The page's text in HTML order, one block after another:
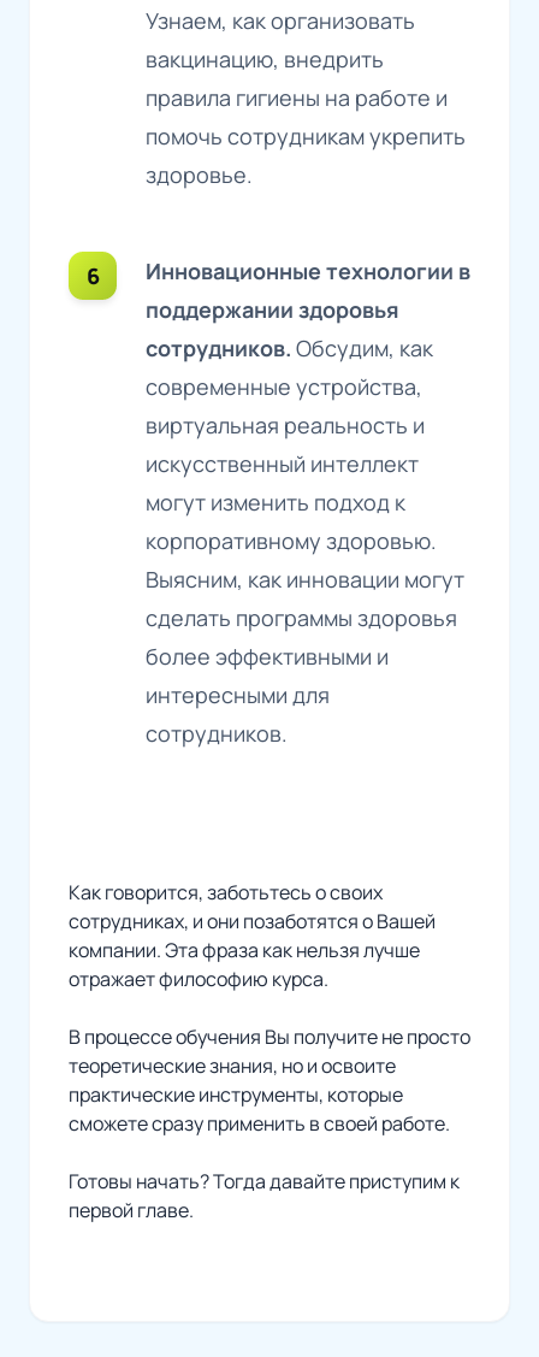
Узнаем, как организовать
вакцинацию, внедрить
правила гигиены на работе и
помочь сотрудникам укрепить
здоровье.
Инновационные технологии в
поддержании здоровья
сотрудников. Обсудим, как
современные устройства,
виртуальная реальность и
искусственный интеллект
могут изменить подход к
корпоративному здоровью.
Выясним, как инновации могут
сделать программы здоровья
более эффективными и
интересными для
сотрудников.
Как говорится, заботьтесь о своих
сотрудниках, и они позаботятся о Вашей
компании. Эта фраза как нельзя лучше
отражает философию курса.
В процессе обучения Вы получите не просто
теоретические знания, но и освоите
практические инструменты, которые
сможете сразу применить в своей работе.
Готовы начать? Тогда давайте приступим к
первой главе.